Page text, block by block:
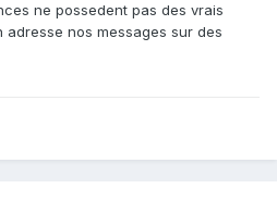
ne possedent pas des vrais
adresse nos messages sur des